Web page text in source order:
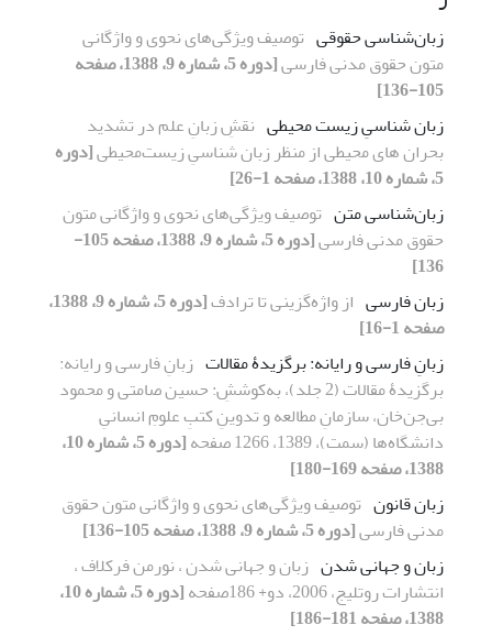
زبان‌شناسی حقوقی توصیف ویژگی‌های نحوی و واژگانی
متون حقوق مدنی فارسی
[دوره 5، شماره 9، 1388، صفحه
105-136]
زبان شناسیِ زیست محیطی نقشِ زبانِ علم در تشدید
بحران های محیطی از منظر زبان شناسیِ زیست‌محیطی[دوره
5، شماره 10، 1388، صفحه 1-26]
زبان‌شناسی متن توصیف ویژگی‌های نحوی و واژگانی متون
حقوق مدنی فارسی
[دوره 5، شماره 9، 1388، صفحه 105-
136]
زبان فارسی از واژه‌گزینی تا ترادف
[دوره 5، شماره 9، 1388،
صفحه 1-16]
زبانِ فارسی و رایانه: برگزیدۀ مقالات زبانِ فارسی و رایانه:
برگزیدۀ مقالات (2 جلد)، به‌کوششِ: حسین صامتی و محمود
بی‌جن‌خان، سازمانِ مطالعه و تدوینِ کتبِ علومِ انسانیِ
دانشگاه‌ها (سمت)، 1389، 1266 صفحه
[دوره 5، شماره 10،
1388، صفحه 169-180]
زبان قانون توصیف ویژگی‌های نحوی و واژگانی متون حقوق
مدنی فارسی[دوره 5، شماره 9، 1388، صفحه 105-136]
زبان و جهانی شدن زبان و جهانی شدن ، نورمن فرکلاف ،
انتشارات روتلیج، 2006، دو+ 186صفحه
[دوره 5، شماره 10،
1388، صفحه 181-186]